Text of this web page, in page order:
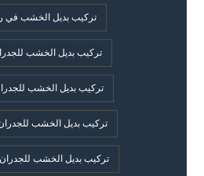
تركيب بديل الخشب في
تركيب بديل الخشب
تركيب بديل الخشب
تركيب بديل الخشب
تركيب بديل الخشب للجدران